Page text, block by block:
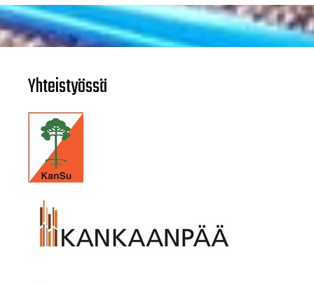
Yhteistyössä